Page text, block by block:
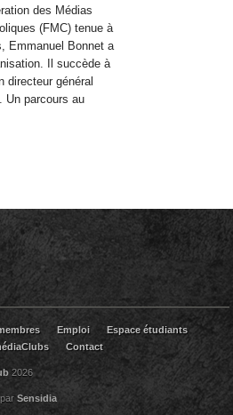
des Médias
(FMC) tenue à
Emmanuel Bonnet a
Il succède à
directeur général
Un parcours au
Emploi
Espace étudiants
Contact
2026
Sensidia